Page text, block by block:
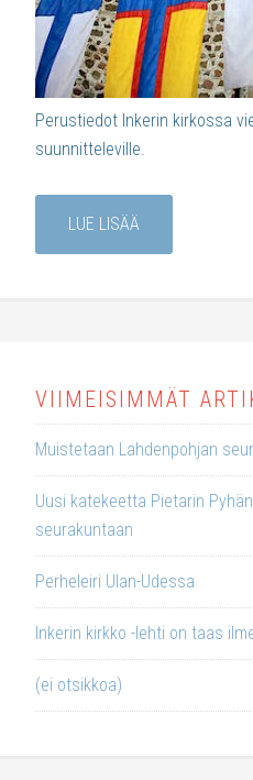
Perustiedot Inkerin kirkossa
suunnitteleville.
LUE LISÄÄ
VIIMEISIMMÄT
Muistetaan Lahdenpohjan
Uusi katekeetta Pietarin
seurakuntaan
Perheleiri Ulan-Udessa
Inkerin kirkko -lehti on taas
(ei otsikkoa)